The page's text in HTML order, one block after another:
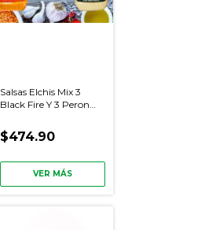
Salsas Elchis Mix 3
Black Fire Y 3 Peron
$474.90
VER MÁS